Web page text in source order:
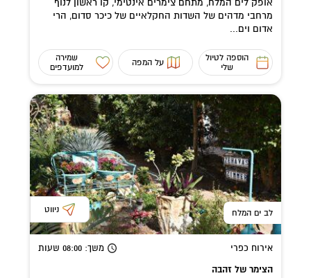
מרחבי מדהים של השדות החקלאיים של כיכר סדום, הרי
אדום וים...
הוספה לטיול
שלי
על המפה
שמירה
למועדפים
לב ים המלח ניווט
אירוח כפרי משך: 08:00 שעות
הצימר של זהבה